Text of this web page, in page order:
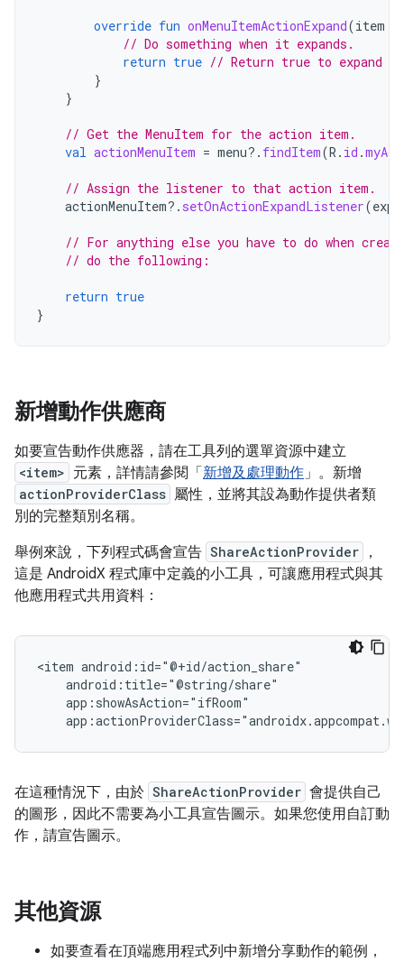
override fun onMenuItemActionExpand(item
// Do something when it expands.
return true // Return true to expand
}
}
// Get the MenuItem for the action item.
val actionMenuItem = menu?. findItem(R . id .
// Assign the listener to that action item.
actionMenuItem?. setOnActionExpandListener(
// For anything else you have to do when
// do the following:
return true
}
新增動作供應商
如要宣告動作供應器，請在工具列的選單資源中建立
<item> 元素，詳情請參閱「 新增及處理動作」。新增
actionProviderClass 屬性，並將其設為動作提供者類
別的完整類別名稱。
舉例來說，下列程式碼會宣告 ShareActionProvider
，
這是 AndroidX 程式庫中定義的小工具，可讓應用程式與其
他應用程式共用資料：
<item
在這種情況下，由於 ShareActionProvider 會提供自己
的圖形，因此不需要為小工具宣告圖示。如果您使用自訂動
作，請宣告圖示。
其他資源
如要查看在頂端應用程式列中新增分享動作的範例，